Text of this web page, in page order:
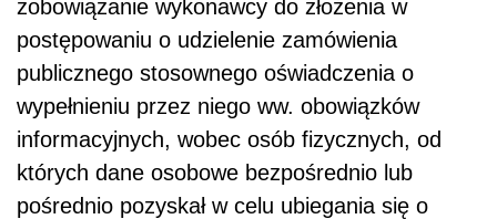
zobowiązanie wykonawcy do złożenia w
postępowaniu o udzielenie zamówienia
publicznego stosownego oświadczenia o
wypełnieniu przez niego ww. obowiązków
informacyjnych, wobec osób fizycznych, od
których dane osobowe bezpośrednio lub
pośrednio pozyskał w celu ubiegania się o